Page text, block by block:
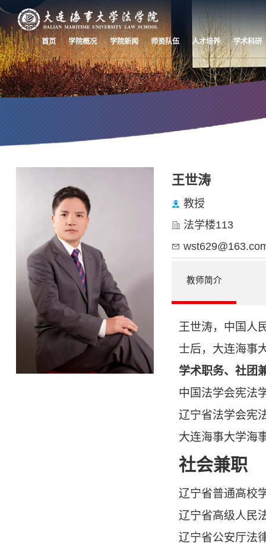
首页 学院概况 学院新闻 师资队伍 人才培养 学术科研
王世涛
教授
法学楼113
教师简介
王世涛，中国人
士后，大连海事
学术职务、社团
中国法学会宪法
辽宁省法学会宪
大连海事大学海
社会兼职
辽宁省普通高校
辽宁省高级人民
辽宁省公安厅法